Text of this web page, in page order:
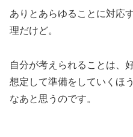
ありとあらゆることに対応
理だけど。
自分が考えられることは、
想定して準備をしていくほ
なあと思うのです。